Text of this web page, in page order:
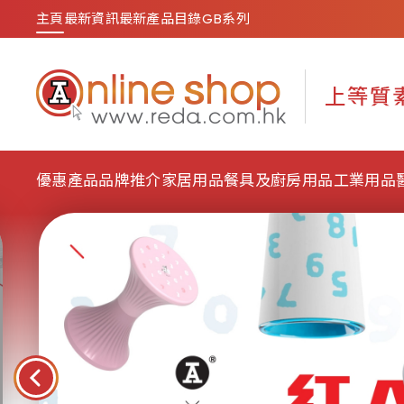
主頁最新資訊最新產品目錄GB系列
優惠產品品牌推介家居用品餐具及廚房用品工業用品